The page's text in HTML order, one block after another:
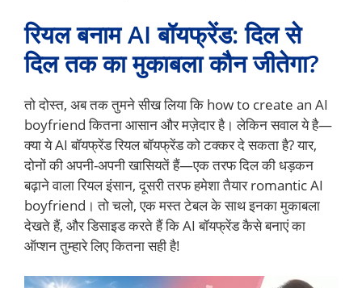
रियल बनाम AI बॉयफ्रेंड: दिल से
दिल तक का मुकाबला कौन जीतेगा?
तो दोस्त, अब तक तुमने सीख लिया कि how to create an AI
boyfriend कितना आसान और मज़ेदार है। लेकिन सवाल ये है—
क्या ये AI बॉयफ्रेंड रियल बॉयफ्रेंड को टक्कर दे सकता है? यार,
दोनों की अपनी-अपनी खासियतें हैं—एक तरफ दिल की धड़कन
बढ़ाने वाला रियल इंसान, दूसरी तरफ हमेशा तैयार romantic AI
boyfriend। तो चलो, एक मस्त टेबल के साथ इनका मुकाबला
देखते हैं, और डिसाइड करते हैं कि AI बॉयफ्रेंड कैसे बनाएं का
ऑप्शन तुम्हारे लिए कितना सही है!